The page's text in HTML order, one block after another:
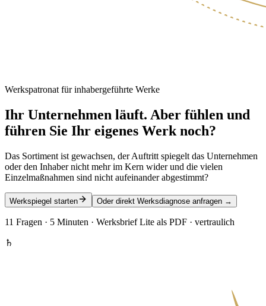
Werkspatronat für inhabergeführte Werke
Ihr Unternehmen läuft. Aber fühlen und
führen Sie Ihr eigenes Werk noch?
Das Sortiment ist gewachsen, der Auftritt spiegelt das Unternehmen
oder den Inhaber nicht mehr im Kern wider und die vielen
Einzelmaßnahmen sind nicht aufeinander abgestimmt?
Werkspiegel starten Oder direkt Werksdiagnose anfragen →
11 Fragen · 5 Minuten · Werksbrief Lite als PDF · vertraulich
♄